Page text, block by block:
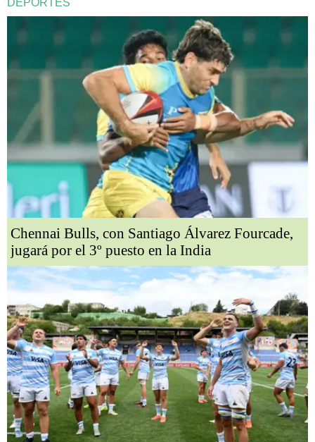
DEPORTES
Chennai Bulls, con Santiago Álvarez Fourcade,
jugará por el 3º puesto en la India